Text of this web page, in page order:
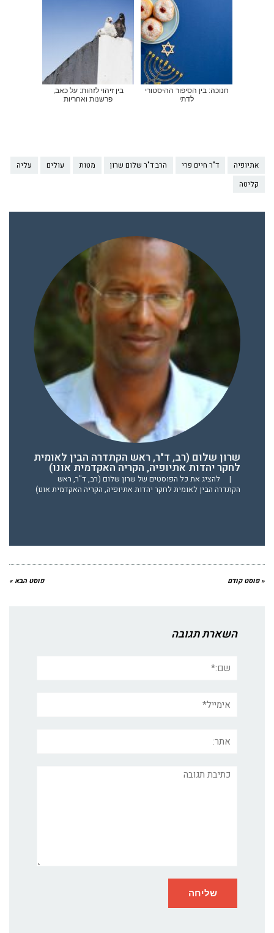
חנוכה: בין הסיפור ההיסטורי
לדתי
בין זיהוי לזהות: על כאב,
פרשנות ואחריות
אתיופיה ד"ר חיים פרי הרב ד"ר שלום שרון מטות עולים
עליה
קליטה
שרון שלום (רב, ד"ר, ראש הקתדרה הבין לאומית
לחקר יהדות אתיופיה, הקריה האקדמית אונו)
|
להציג את כל הפוסטים של שרון שלום (רב, ד"ר, ראש
הקתדרה הבין לאומית לחקר יהדות אתיופיה, הקריה האקדמית אונו)
« פוסט קודם פוסט הבא »
השארת תגובה
תגובה